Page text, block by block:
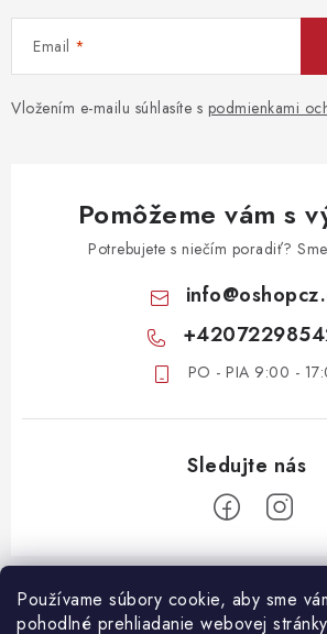
Používame súbory cookie, aby sme
pohodlné prehliadanie webovej
Email
Vložením e-mailu súhlasíte s podmienkami
Pomôžeme vám s
Potrebujete s niečím poradiť?
info@
PO - PIA 9:00 -
Z
ZÁKAZNICKÝ SERVIS